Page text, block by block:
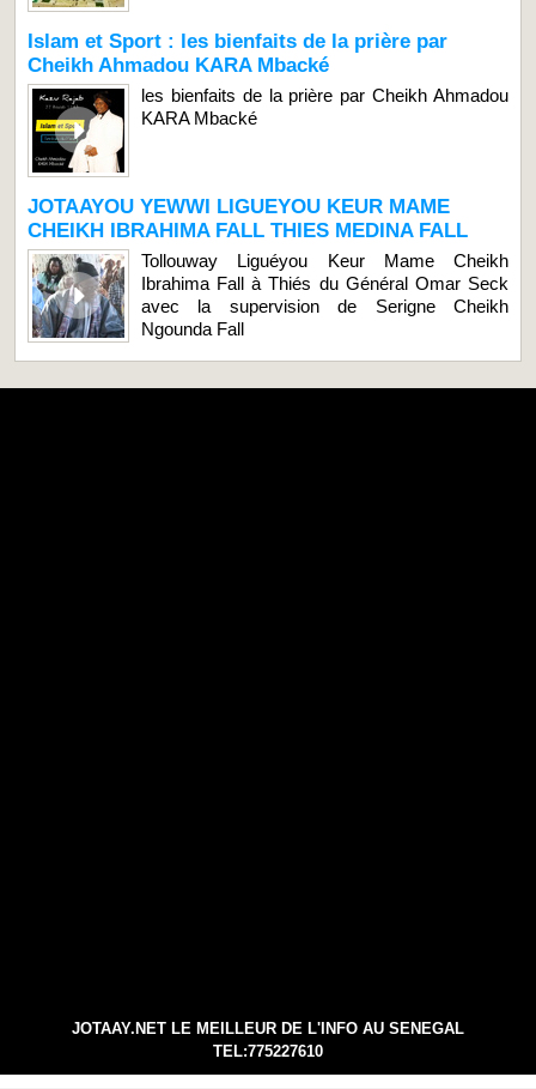
Islam et Sport : les bienfaits de la prière par
Cheikh Ahmadou KARA Mbacké
les bienfaits de la prière par Cheikh Ahmadou
KARA Mbacké
JOTAAYOU YEWWI LIGUEYOU KEUR MAME
CHEIKH IBRAHIMA FALL THIES MEDINA FALL
Tollouway Liguéyou Keur Mame Cheikh
Ibrahima Fall à Thiés du Général Omar Seck
avec la supervision de Serigne Cheikh
Ngounda Fall
JOTAAY.NET LE MEILLEUR DE L'INFO AU SENEGAL
TEL:775227610